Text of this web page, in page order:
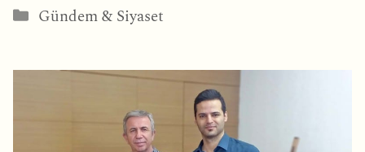
Kategoriler
Gündem & Siyaset